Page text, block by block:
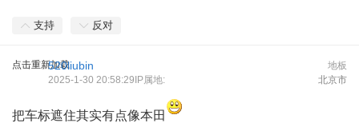
支持 反对
点击重新加载 地板
520liubin
2025-1-30 20:58:29IP属地: 北京市
把车标遮住其实有点像本田